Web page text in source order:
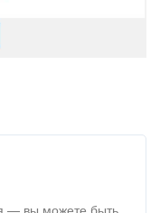
— вы можете быть